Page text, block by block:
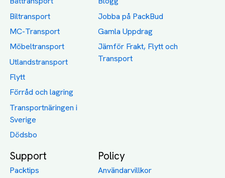
Biltransport
MC-Transport
Möbeltransport
Utlandstransport
Flytt
Förråd och lagring
Transportnäringen i
Sverige
Dödsbo
Jobba på PackBud
Gamla Uppdrag
Jämför Frakt, Flytt och
Transport
Support
Packtips
Policy
Användarvillkor